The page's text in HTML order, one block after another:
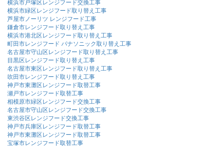
横浜市戸塚区レンジフード交換工事
横浜市緑区レンジフード取り替え工事
芦屋市ノーリツ レンジフード工事
鎌倉市レンジフード取り替え工事
横浜市港北区レンジフード取り替え工事
町田市レンジフード パナソニック取り替え工事
名古屋市守山区レンジフード取り替え工事
目黒区レンジフード取り替え工事
名古屋市東区レンジフード取り替え工事
吹田市レンジフード取り替え工事
神戸市東灘区レンジフード取替工事
瀬戸市レンジフード取替工事
相模原市緑区レンジフード交換工事
名古屋市守山区レンジフード交換工事
東渋谷区レンジフード交換工事
神戸市兵庫区レンジフード取替工事
神戸市東灘区レンジフード取替工事
宝塚市レンジフード取替工事